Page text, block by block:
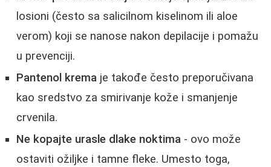
losioni (često sa salicilnom kiselinom ili aloe
verom) koji se nanose nakon depilacije i pomažu
u prevenciji.
Pantenol krema je takođe često preporučivana
kao sredstvo za smirivanje kože i smanjenje
crvenila.
Ne kopajte urasle dlake noktima - ovo može
ostaviti ožiljke i tamne fleke. Umesto toga,